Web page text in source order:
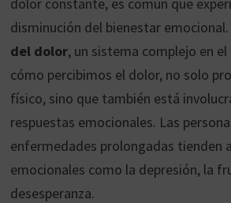
disminución del bienestar emocional.
del dolor, un sistema complejo en
cómo percibimos el dolor, no solo
físico, sino que también está
respuestas emocionales. Las
enfermedades prolongadas tienden
emocionales como la depresión, la
desesperanza.